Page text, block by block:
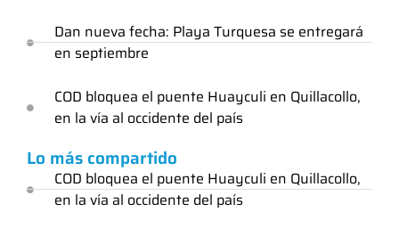
Dan nueva fecha: Playa Turquesa se entregará
en septiembre
COD bloquea el puente Huayculi en Quillacollo,
en la vía al occidente del país
Lo más compartido
COD bloquea el puente Huayculi en Quillacollo,
en la vía al occidente del país